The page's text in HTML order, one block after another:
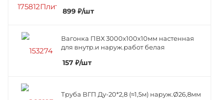
899 ₽/шт
Вагонка ПВХ 3000х100х10мм настенная
для внутр.и наруж.работ белая
157 ₽/шт
Труба ВГП Ду-20*2,8 (≈1,5м) наруж.Ø26,8мм